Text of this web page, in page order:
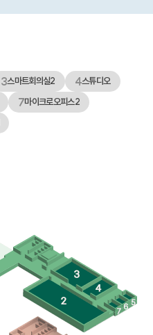
3스마트회의실2 4스튜디오
7마이크로오피스2